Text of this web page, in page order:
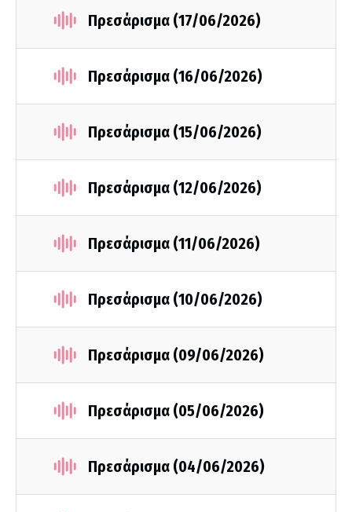
Πρεσάρισμα (17/06/2026)
Πρεσάρισμα (16/06/2026)
Πρεσάρισμα (15/06/2026)
Πρεσάρισμα (12/06/2026)
Πρεσάρισμα (11/06/2026)
Πρεσάρισμα (10/06/2026)
Πρεσάρισμα (09/06/2026)
Πρεσάρισμα (05/06/2026)
Πρεσάρισμα (04/06/2026)